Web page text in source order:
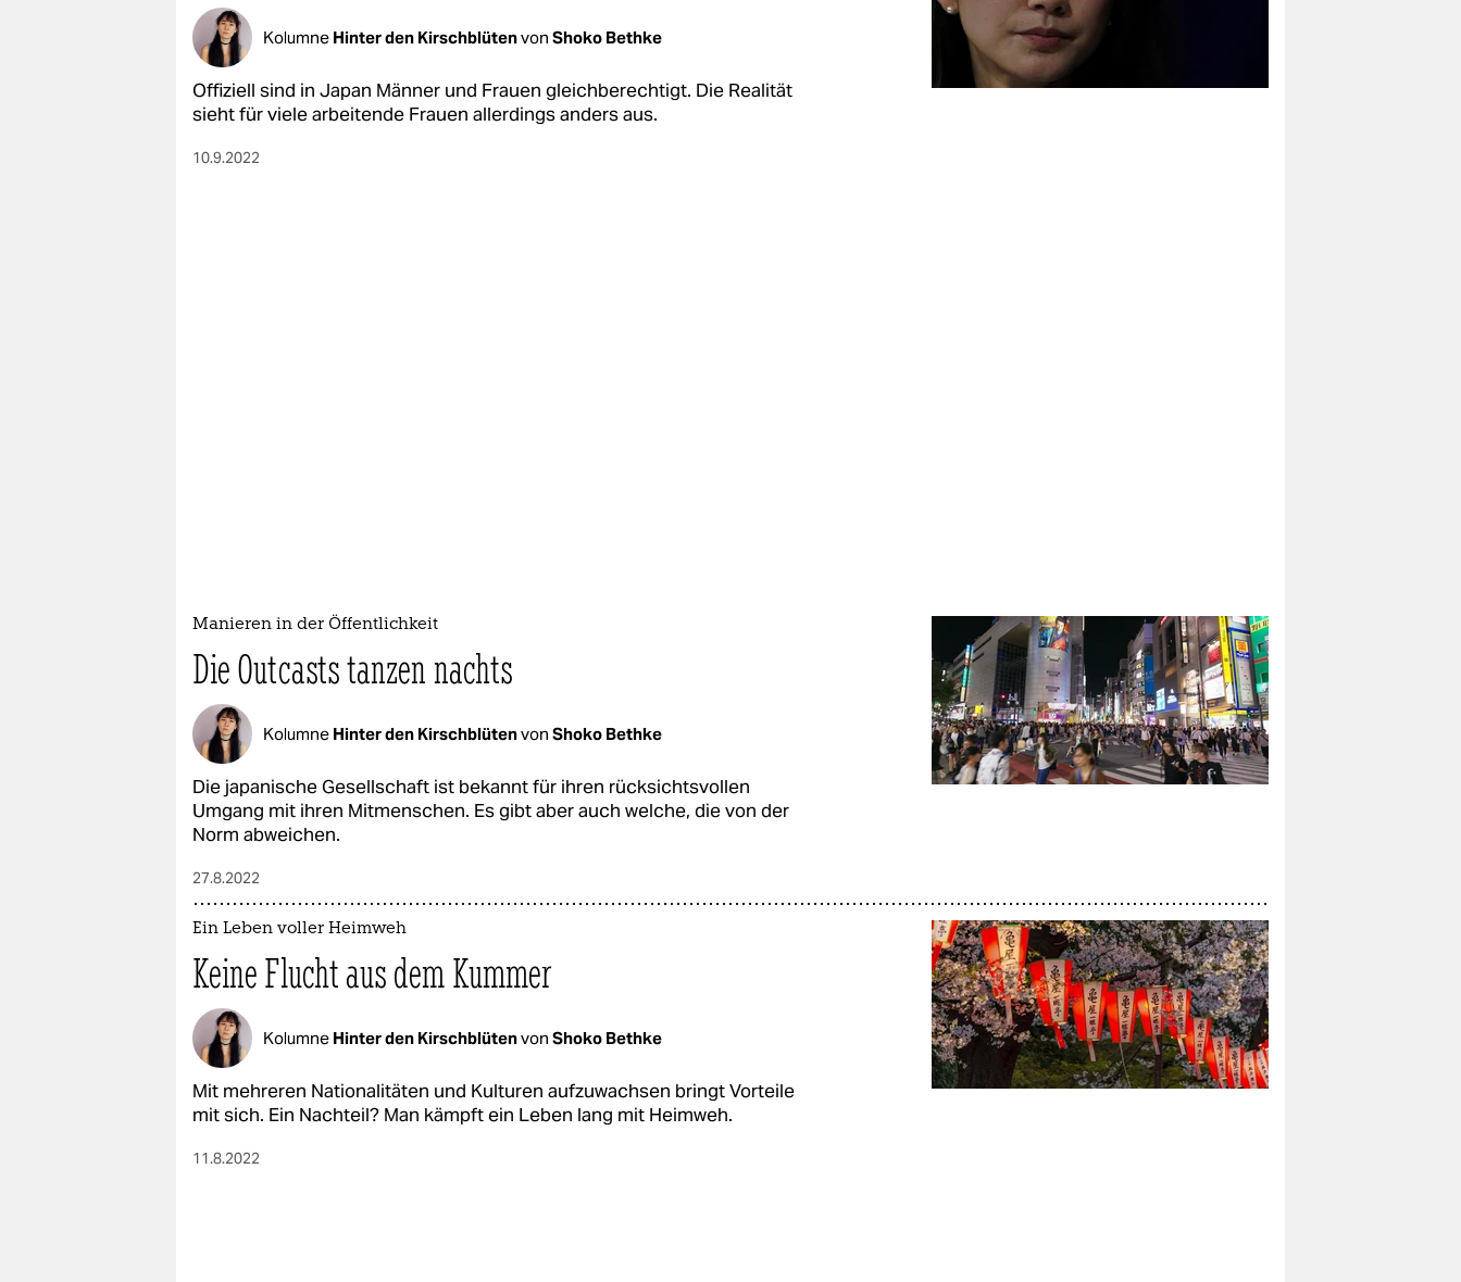
Kolumne Hinter den Kirschblütenvon Shoko Bethke
Offiziell sind in Japan Männer und Frauen gleichberechtigt. Die Realität
sieht für viele arbeitende Frauen allerdings anders aus.
10.9.2022
Manieren in der Öffentlichkeit
Die Outcasts tanzen nachts
Kolumne Hinter den Kirschblütenvon Shoko Bethke
Die japanische Gesellschaft ist bekannt für ihren rücksichtsvollen
Umgang mit ihren Mitmenschen. Es gibt aber auch welche, die von der
Norm abweichen.
27.8.2022
Ein Leben voller Heimweh
Keine Flucht aus dem Kummer
Kolumne Hinter den Kirschblütenvon Shoko Bethke
Mit mehreren Nationalitäten und Kulturen aufzuwachsen bringt Vorteile
mit sich. Ein Nachteil? Man kämpft ein Leben lang mit Heimweh.
11.8.2022